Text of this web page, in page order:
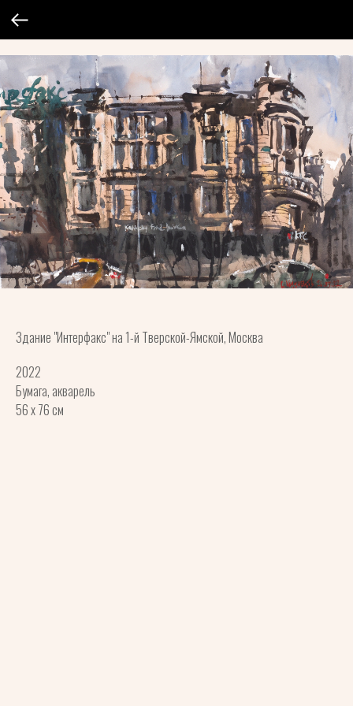
Здание "Интерфакс" на 1-й Тверской-Ямской, Москва
2022
Бумага, акварель
56 x 76 см